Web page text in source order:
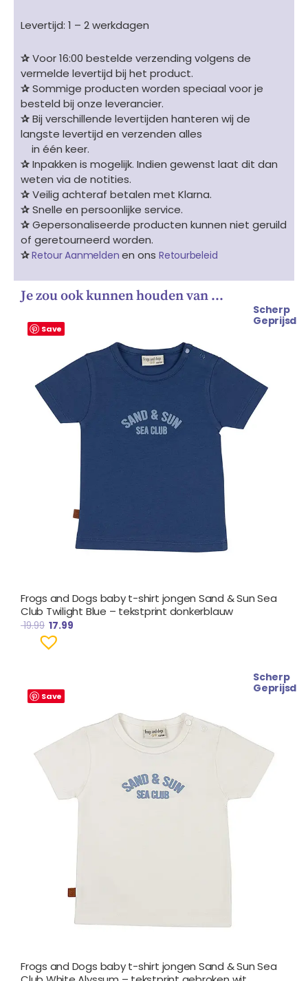
Levertijd: 1 – 2 werkdagen
✰Voor 16:00 bestelde verzending volgens de
vermelde levertijd bij het product.
✰Sommige producten worden speciaal voor je
besteld bij onze leverancier.
✰Bij verschillende levertijden hanteren wij de
langste levertijd en verzenden alles
in één keer.
✰Inpakken is mogelijk. Indien gewenst laat dit dan
weten via de notities.
✰Veilig achteraf betalen met Klarna.
✰Snelle en persoonlijke service.
✰Gepersonaliseerde producten kunnen niet geruild
of geretourneerd worden.
✰Retour Aanmelden en ons Retourbeleid
Je zou ook kunnen houden van …
Save
Scherp
Geprijsd
Frogs and Dogs baby t-shirt jongen Sand & Sun Sea
Club Twilight Blue – tekstprint donkerblauw
19.99
prijs
17.99
€ 17.99.
Save
Scherp
Geprijsd
Frogs and Dogs baby t-shirt jongen Sand & Sun Sea
prijs
€ 17.99.